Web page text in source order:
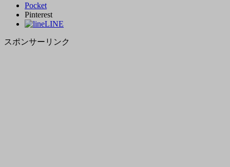
Pocket
Pinterest
LINE
スポンサーリンク